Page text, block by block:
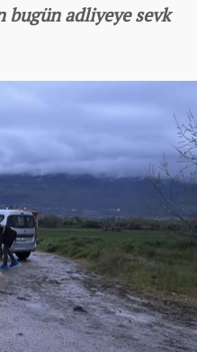
bugün adliyeye sevk